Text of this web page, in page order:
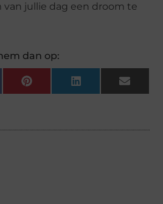
van jullie dag een droom te
dan op:
PinterestLinkedInEmail